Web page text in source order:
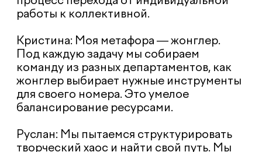
Ярослав: В 2016 году к нам обратилась
компания L’Oréal. Их контентный проект
аудит, нашли точки роста и за 2 года
вывели проект на первое место в нише с
посещаемостью 20 миллионов
уникальных пользователей в год.
Практически вся аудитория,
интересующаяся темой бьюти в России,
проходила через этот портал. Мы
отвечали за SEO, техническую
страниц, что было критически важно для
такого высоконагруженного проекта.